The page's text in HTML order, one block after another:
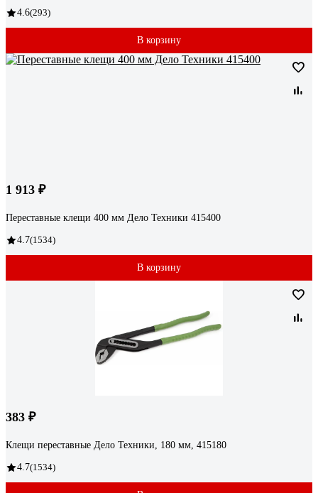
4.6(293)
В корзину
1 913 ₽
Переставные клещи 400 мм Дело Техники 415400
4.7(1534)
В корзину
383 ₽
Клещи переставные Дело Техники, 180 мм, 415180
4.7(1534)